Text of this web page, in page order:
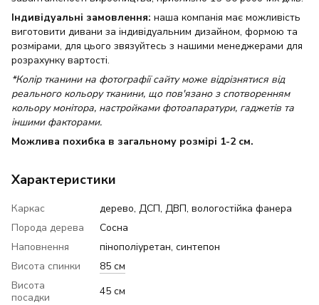
Індивідуальні замовлення: наша компанія має можливість
виготовити дивани за індивідуальним дизайном, формою та
розмірами, для цього звязуйтесь з нашими менеджерами для
розрахунку вартості.
*Колір тканини на фотографії сайту може відрізнятися від
реального кольору тканини, що пов'язано з спотворенням
кольору монітора, настройками фотоапаратури, гаджетів та
іншими факторами.
Можлива похибка в загальному розмірі 1-2 см.
Характеристики
Каркас
дерево, ДСП, ДВП, вологостійка фанера
Порода дерева
Сосна
Наповнення
пінополіуретан, синтепон
Висота спинки
85 см
Висота
посадки
45 см